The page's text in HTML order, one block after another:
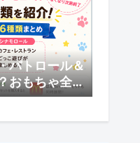
パトロール＆
おもちゃ全6